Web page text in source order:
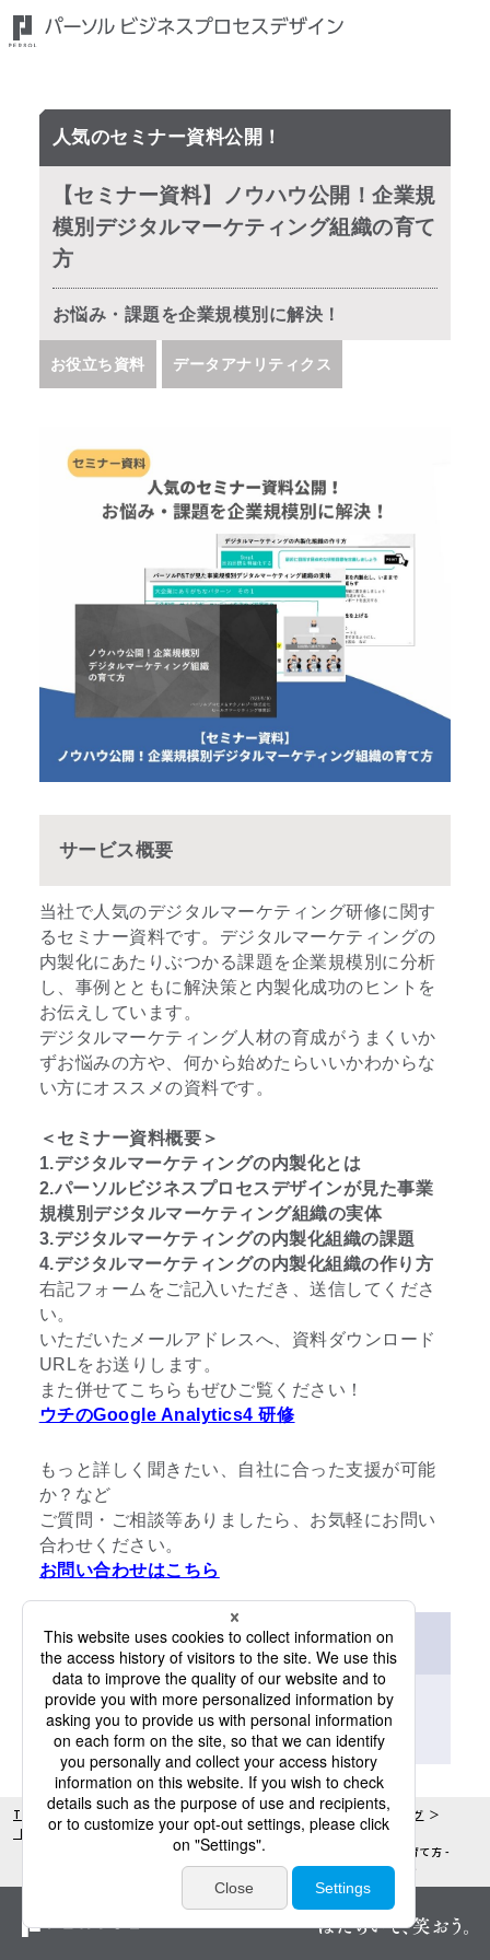
人気のセミナー資料公開！
【セミナー資料】ノウハウ公開！企業規
模別デジタルマーケティング組織の育て
方
お悩み・課題を企業規模別に解決！
お役立ち資料 データアナリティクス
サービス概要
当社で人気のデジタルマーケティング研修に関す
るセミナー資料です。デジタルマーケティングの
内製化にあたりぶつかる課題を企業規模別に分析
し、事例とともに解決策と内製化成功のヒントを
お伝えしています。
デジタルマーケティング人材の育成がうまくいか
ずお悩みの方や、何から始めたらいいかわからな
い方にオススメの資料です。
＜セミナー資料概要＞
1.デジタルマーケティングの内製化とは
2.パーソルビジネスプロセスデザインが見た事業
規模別デジタルマーケティング組織の実体
3.デジタルマーケティングの内製化組織の課題
4.デジタルマーケティングの内製化組織の作り方
右記フォームをご記入いただき、送信してくださ
い。
いただいたメールアドレスへ、資料ダウンロード
URLをお送りします。
また併せてこちらもぜひご覧ください！
ウチのGoogle Analytics4 研修
もっと詳しく聞きたい、自社に合った支援が可能
か？など
ご質問・ご相談等ありましたら、お気軽にお問い
合わせください。
お問い合わせはこちら
資料ダウンロード（無料）
「*」は必須項目です。
TOP サービス一覧 セールスマーケティング
セールスマーケティング
【お役立ち資料】 営業組織変革コンサルティング
【セミナー資料】ノウハウ公開！企業規模別デジタルマーケティング組織の育て方 -
セールスマーケティングサービス｜パーソルビジネスプロセスデザイン